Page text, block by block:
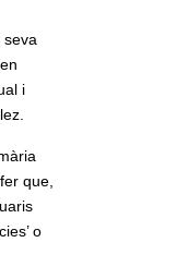
seva
i
que,
o